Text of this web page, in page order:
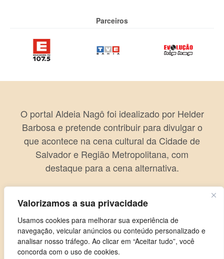
Valorizamos a sua privacidade
Usamos cookies para melhorar sua experiência de
navegação, veicular anúncios ou conteúdo personalizado e
analisar nosso tráfego. Ao clicar em “Aceitar tudo”, você
concorda com o uso de cookies.
Parceiros
O portal Aldeia Nagô foi idealizado por Helder
Barbosa e pretende contribuir para divulgar o
que acontece na cena cultural da Cidade de
Salvador e Região Metropolitana, com
destaque para a cena alternativa.